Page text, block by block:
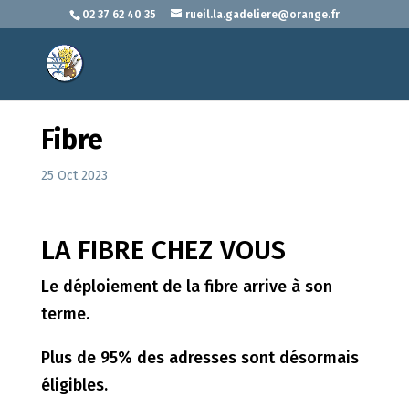
02 37 62 40 35 rueil.la.gadeliere@orange.fr
Fibre
25 Oct 2023
LA FIBRE CHEZ VOUS
Le déploiement de la fibre arrive à son
terme.
Plus de 95% des adresses sont désormais
éligibles.